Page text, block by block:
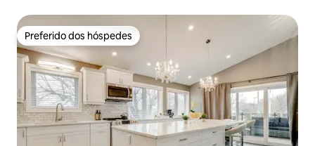
Preferido dos hóspedes
Preferido dos hóspedes